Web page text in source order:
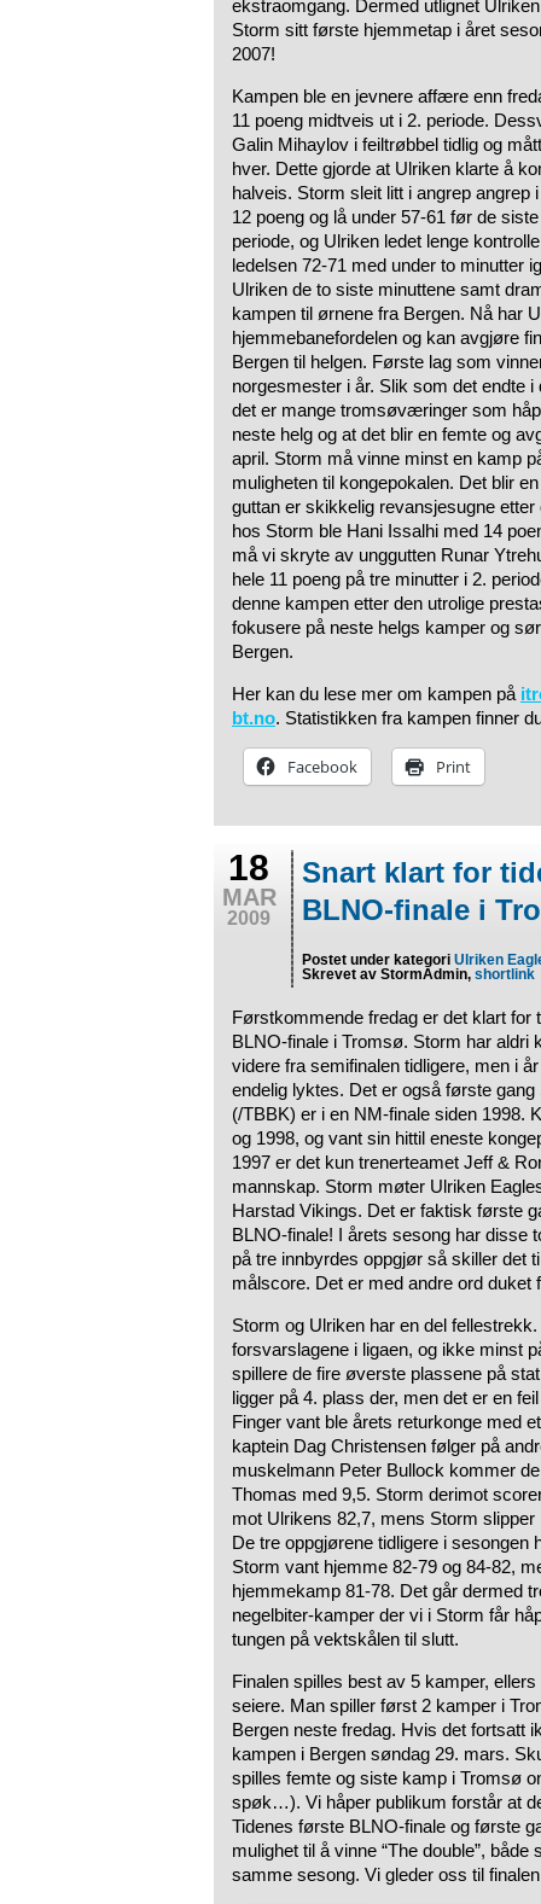
ekstraomgang. Dermed utlignet
Storm sitt første hjemmetap i året
2007!
Kampen ble en jevnere affære enn
11 poeng midtveis ut i 2. periode.
Galin Mihaylov i feiltrøbbel tidlig og
hver. Dette gjorde at Ulriken klarte å
halveis. Storm sleit litt i angrep angrep
12 poeng og lå under 57-61 før de
periode, og Ulriken ledet lenge
ledelsen 72-71 med under to minutter
Ulriken de to siste minuttene samt
kampen til ørnene fra Bergen. Nå har
hjemmebanefordelen og kan avgjøre
Bergen til helgen. Første lag som
norgesmester i år. Slik som det endte
det er mange tromsøværinger som
neste helg og at det blir en femte og
april. Storm må vinne minst en kamp
muligheten til kongepokalen. Det blir
guttan er skikkelig revansjesugne
hos Storm ble Hani Issalhi med 14
må vi skryte av unggutten Runar
hele 11 poeng på tre minutter i 2.
denne kampen etter den utrolige
fokusere på neste helgs kamper og
Bergen.
Her kan du lese mer om kampen på
bt.no. Statistikken fra kampen finner
Facebook Print
18
MAR
2009
Snart klart for
BLNO-finale i
Postet under kategoriUlriken
Skrevet av StormAdmin,shortlink
Førstkommende fredag er det klart for
BLNO-finale i Tromsø. Storm har aldri
videre fra semifinalen tidligere, men i
endelig lyktes. Det er også første gang
(/TBBK) er i en NM-finale siden 1998.
og 1998, og vant sin hittil eneste
1997 er det kun trenerteamet Jeff &
mannskap. Storm møter Ulriken
Harstad Vikings. Det er faktisk første
BLNO-finale! I årets sesong har disse
på tre innbyrdes oppgjør så skiller det
målscore. Det er med andre ord duket
Storm og Ulriken har en del
forsvarslagene i ligaen, og ikke minst
spillere de fire øverste plassene på
ligger på 4. plass der, men det er en
Finger vant ble årets returkonge med
kaptein Dag Christensen følger på
muskelmann Peter Bullock kommer
Thomas med 9,5. Storm derimot
mot Ulrikens 82,7, mens Storm
De tre oppgjørene tidligere i sesongen
Storm vant hjemme 82-79 og 84-82,
hjemmekamp 81-78. Det går dermed
negelbiter-kamper der vi i Storm får
tungen på vektskålen til slutt.
Finalen spilles best av 5 kamper,
seiere. Man spiller først 2 kamper i
Bergen neste fredag. Hvis det fortsatt
kampen i Bergen søndag 29. mars.
spilles femte og siste kamp i Tromsø
spøk…). Vi håper publikum forstår at
Tidenes første BLNO-finale og første
mulighet til å vinne “The double”,
samme sesong. Vi gleder oss til